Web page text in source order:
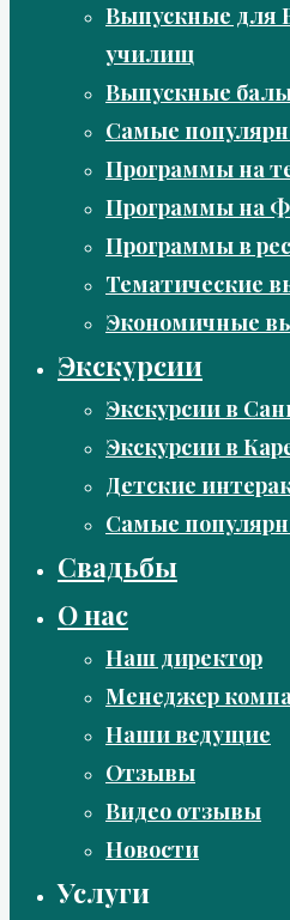
Выпускные для
училищ
Выпускные
Самые
Программы на
Программы на
Программы в
Тематические
Экономичные
Экскурсии
Экскурсии в
Экскурсии в
Детские
Самые
Свадьбы
О нас
Наш директор
Менеджер
Наши ведущие
Отзывы
Видео отзывы
Новости
Услуги